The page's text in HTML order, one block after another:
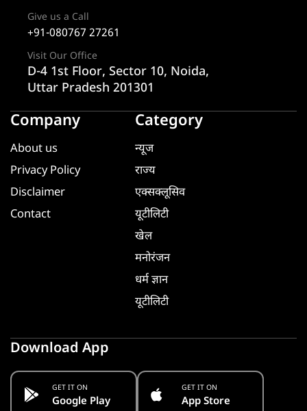
Give us a Call
+91-080767 27261
Visit Our Office
D-4 1st Floor, Sector 10, Noida,
Uttar Pradesh 201301
Company
About us
Privacy Policy
Disclaimer
Contact
Category
न्यूज
राज्य
एक्सक्लूसिव
यूटीलिटी
खेल
मनोरंजन
धर्म ज्ञान
यूटीलिटी
Download App
GET IT ON
Google Play
GET IT ON
App Store